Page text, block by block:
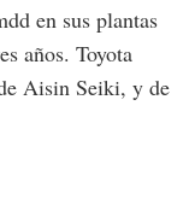
en sus plantas
años. Toyota
Aisin Seiki, y de